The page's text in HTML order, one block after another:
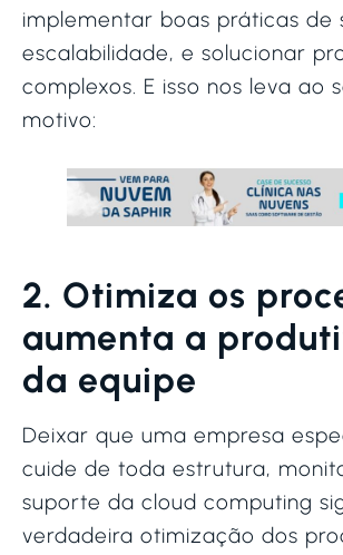
implementar boas práticas de
escalabilidade, e solucionar
complexos. E isso nos leva ao
motivo:
2. Otimiza os
aumenta a
da equipe
Deixar que uma empresa
cuide de toda estrutura,
suporte da cloud computing
verdadeira otimização dos